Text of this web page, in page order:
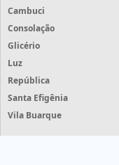
Cambuci
Consolação
Glicério
Luz
República
Santa Efigênia
Vila Buarque